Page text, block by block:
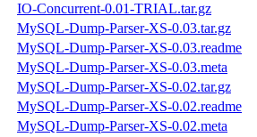
IO-Concurrent-0.01-TRIAL.tar.gz
MySQL-Dump-Parser-XS-0.03.tar.gz
MySQL-Dump-Parser-XS-0.03.readme
MySQL-Dump-Parser-XS-0.03.meta
MySQL-Dump-Parser-XS-0.02.tar.gz
MySQL-Dump-Parser-XS-0.02.readme
MySQL-Dump-Parser-XS-0.02.meta